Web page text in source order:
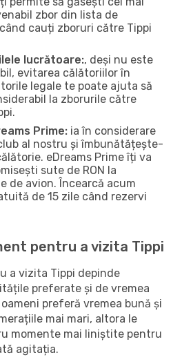
zbor din lista de
cauți zboruri către Tippi
lucrătoare:, deși nu este
evitarea călătoriilor în
legale te poate ajuta să
la zborurile către
Prime: ia în considerare
al nostru și îmbunătățește-
eDreams Prime îți va
sute de RON la
de avion. Încearcă acum
de 15 zile când rezervi
pentru a vizita Tippi
a vizita Tippi depinde
preferate și de vremea
preferă vremea bună și
mai mari, altora le
momente mai liniștite pentru
agitația.